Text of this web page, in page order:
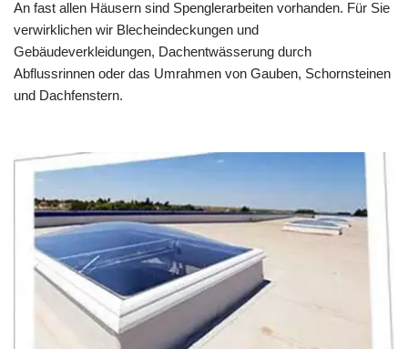
An fast allen Häusern sind Spenglerarbeiten vorhanden. Für Sie
verwirklichen wir Blecheindeckungen und
Gebäudeverkleidungen, Dachentwässerung durch
Abflussrinnen oder das Umrahmen von Gauben, Schornsteinen
und Dachfenstern.